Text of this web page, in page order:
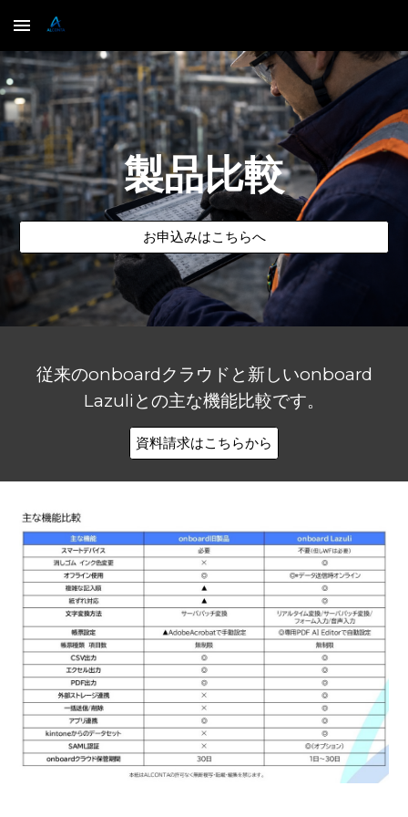
Skip to main content
製品比較
お申込みはこちらへ
従来のonboardクラウドと新しいonboard
Lazuliとの主な機能比較です。
資料請求はこちらから